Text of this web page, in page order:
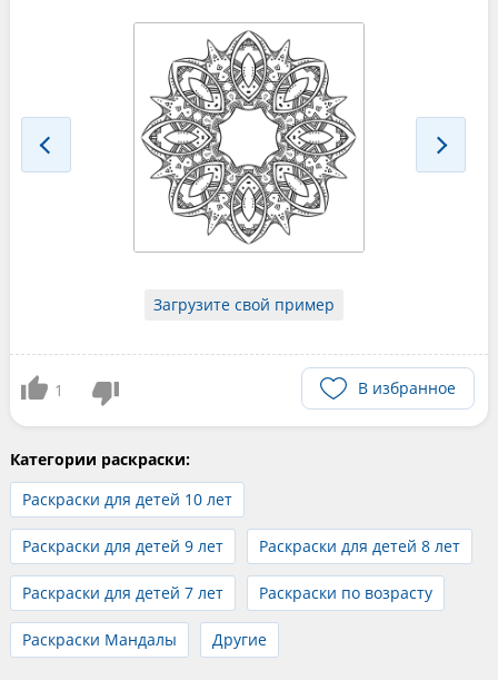
Загрузите свой пример
1 В избранное
Категории раскраски:
Раскраски для детей 10 лет
Раскраски для детей 9 лет Раскраски для детей 8 лет
Раскраски для детей 7 лет Раскраски по возрасту
Раскраски Мандалы Другие